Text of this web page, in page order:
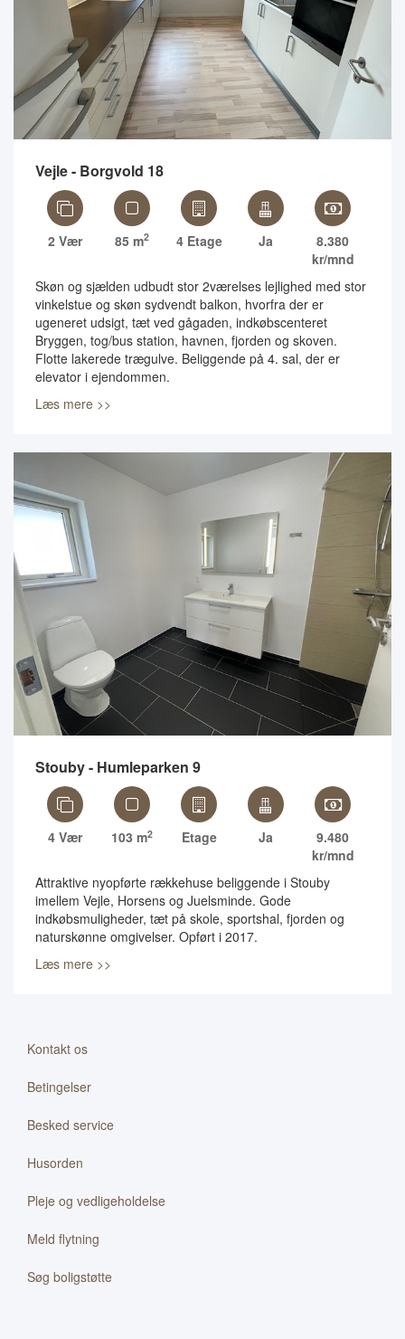
Vejle - Borgvold 18
2 Vær 85 m2 4 Etage Ja
8.380
kr/mnd
Skøn og sjælden udbudt stor 2værelses lejlighed med stor
vinkelstue og skøn sydvendt balkon, hvorfra der er
ugeneret udsigt, tæt ved gågaden, indkøbscenteret
Bryggen, tog/bus station, havnen, fjorden og skoven.
Flotte lakerede trægulve. Beliggende på 4. sal, der er
elevator i ejendommen.
Læs mere >>
Stouby - Humleparken 9
4 Vær 103 m2 Etage Ja
9.480
kr/mnd
Attraktive nyopførte rækkehuse beliggende i Stouby
imellem Vejle, Horsens og Juelsminde. Gode
indkøbsmuligheder, tæt på skole, sportshal, fjorden og
naturskønne omgivelser. Opført i 2017.
Læs mere >>
Kontakt os
Betingelser
Besked service
Husorden
Pleje og vedligeholdelse
Meld flytning
Søg boligstøtte